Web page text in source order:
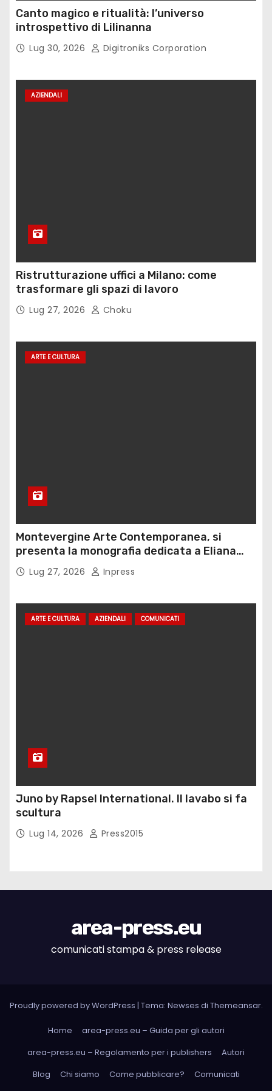
Canto magico e ritualità: l’universo
introspettivo di Lilinanna
Lug 30, 2026 Digitroniks Corporation
AZIENDALI
Ristrutturazione uffici a Milano: come
trasformare gli spazi di lavoro
Lug 27, 2026 Choku
ARTE E CULTURA
Montevergine Arte Contemporanea, si
presenta la monografia dedicata a Eliana
Adorno
Lug 27, 2026 Inpress
ARTE E CULTURA AZIENDALI COMUNICATI
Juno by Rapsel International. Il lavabo si fa
scultura
Lug 14, 2026 Press2015
area-press.eu
comunicati stampa & press release
Proudly powered by WordPress | Tema: Newses di Themeansar.
Home
area-press.eu – Guida per gli autori
area-press.eu – Regolamento per i publishers
Autori
Blog
Chi siamo Come pubblicare?
Comunicati